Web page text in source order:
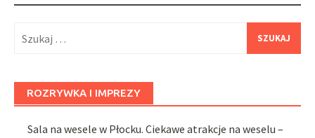
ROZRYWKA I IMPREZY
Sala na wesele w Płocku. Ciekawe atrakcje na weselu –